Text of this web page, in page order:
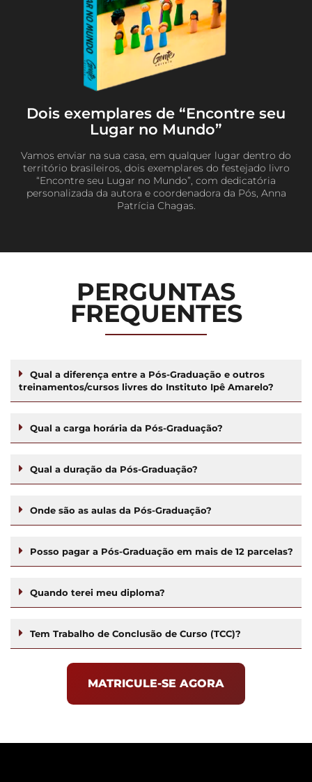
Dois exemplares de “Encontre seu
Lugar no Mundo”
Vamos enviar na sua casa, em qualquer lugar dentro do
território brasileiros, dois exemplares do festejado livro
“Encontre seu Lugar no Mundo”, com dedicatória
personalizada da autora e coordenadora da Pós, Anna
Patrícia Chagas.
PERGUNTAS
FREQUENTES
Qual a diferença entre a Pós-Graduação e outros
treinamentos/cursos livres do Instituto Ipê Amarelo?
Qual a carga horária da Pós-Graduação?
Qual a duração da Pós-Graduação?
Onde são as aulas da Pós-Graduação?
Posso pagar a Pós-Graduação em mais de 12 parcelas?
Quando terei meu diploma?
Tem Trabalho de Conclusão de Curso (TCC)?
MATRICULE-SE AGORA